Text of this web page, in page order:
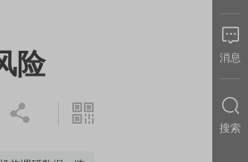
险 消息
搜索